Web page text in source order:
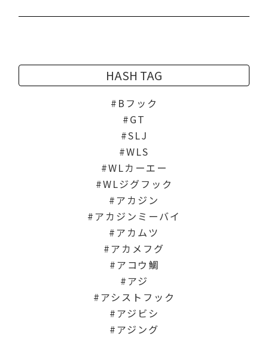
HASH TAG
Bフック
GT
SLJ
WLS
WLカーエー
WLジグフック
アカジン
アカジンミーバイ
アカムツ
アカメフグ
アコウ鯛
アジ
アシストフック
アジビシ
アジング